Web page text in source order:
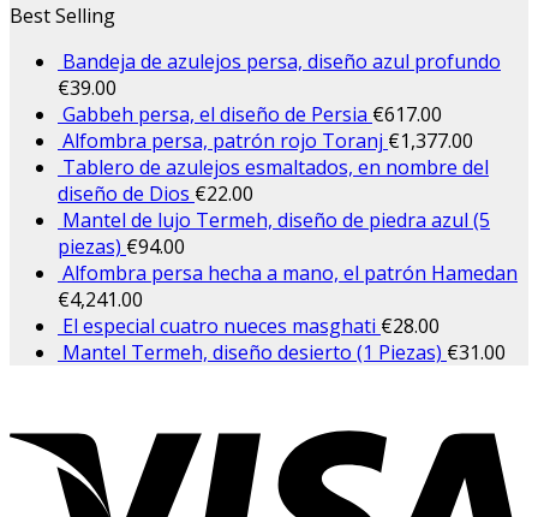
Best Selling
Bandeja de azulejos persa, diseño azul profundo
€39.00
Gabbeh persa, el diseño de Persia €617.00
Alfombra persa, patrón rojo Toranj €1,377.00
Tablero de azulejos esmaltados, en nombre del
diseño de Dios €22.00
Mantel de lujo Termeh, diseño de piedra azul (5
piezas) €94.00
Alfombra persa hecha a mano, el patrón Hamedan
€4,241.00
El especial cuatro nueces masghati €28.00
Mantel Termeh, diseño desierto (1 Piezas) €31.00